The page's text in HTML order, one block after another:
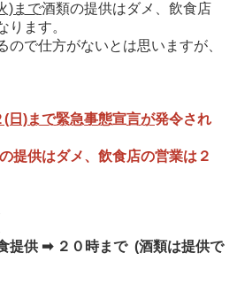
)まで酒類の提供はダメ、飲食店
ります。
ので仕方がないとは思いますが、
(日)まで緊急事態宣言が発令され
提供はダメ、飲食店の営業は２
提供 ➡ ２０時まで (酒類は提供で